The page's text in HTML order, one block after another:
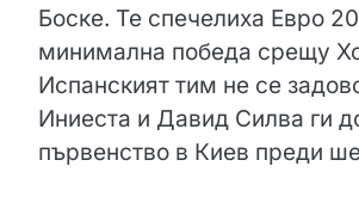
Боске. Те спечелиха Евро
минимална победа срещу
Испанският тим не се
Иниеста и Давид Силва ги
първенство в Киев преди